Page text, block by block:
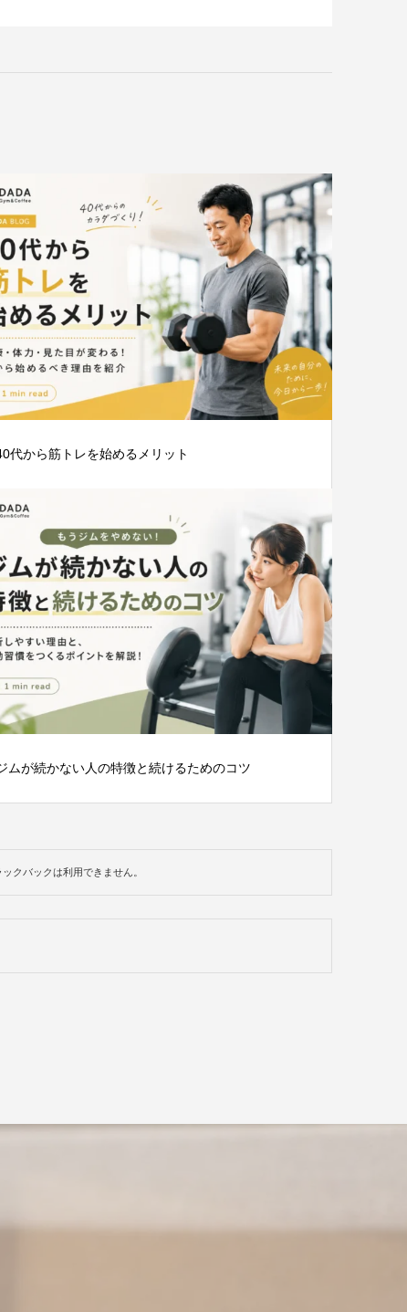
代から筋トレを始めるメリット
ムが続かない人の特徴と続けるためのコツ
ックバックは利用できません。